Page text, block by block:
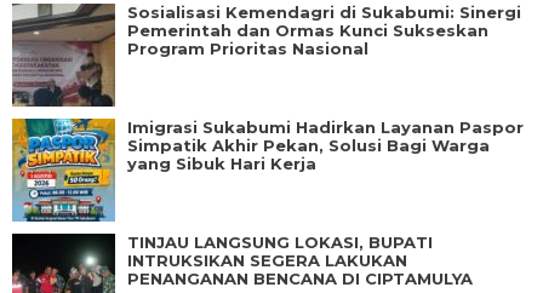
Sosialisasi Kemendagri di Sukabumi: Sinergi
Pemerintah dan Ormas Kunci Sukseskan
Program Prioritas Nasional
Imigrasi Sukabumi Hadirkan Layanan Paspor
Simpatik Akhir Pekan, Solusi Bagi Warga
yang Sibuk Hari Kerja
TINJAU LANGSUNG LOKASI, BUPATI
INTRUKSIKAN SEGERA LAKUKAN
PENANGANAN BENCANA DI CIPTAMULYA